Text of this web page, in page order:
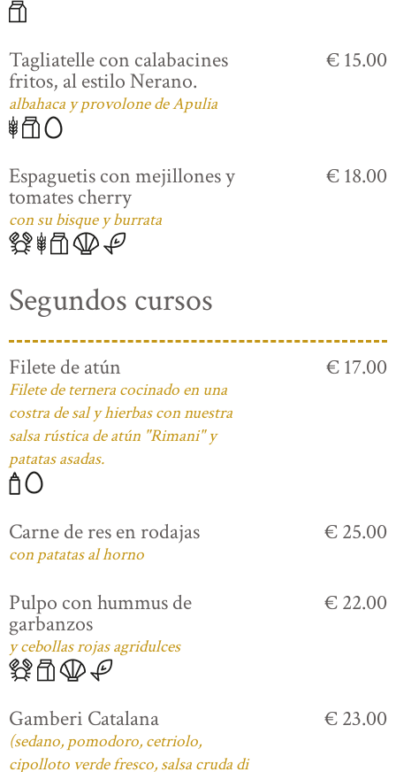
Tagliatelle con calabacines
fritos, al estilo Nerano.
albahaca y provolone de Apulia
€ 15.00
Espaguetis con mejillones y
tomates cherry
con su bisque y burrata
€ 18.00
Segundos cursos
Filete de atún
Filete de ternera cocinado en una
costra de sal y hierbas con nuestra
salsa rústica de atún "Rimani" y
patatas asadas.
€ 17.00
Carne de res en rodajas
con patatas al horno
€ 25.00
Pulpo con hummus de
garbanzos
y cebollas rojas agridulces
€ 22.00
Gamberi Catalana
(sedano, pomodoro, cetriolo,
cipolloto verde fresco, salsa cruda di
€ 23.00